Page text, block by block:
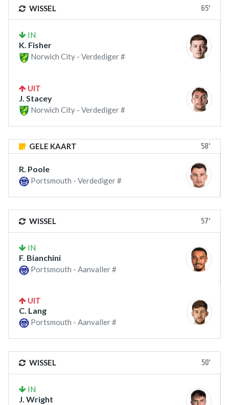
WISSEL 65'
IN
K. Fisher
Norwich City - Verdediger #
UIT
J. Stacey
Norwich City - Verdediger #
GELE KAART 58'
R. Poole
Portsmouth - Verdediger #
WISSEL 57'
IN
F. Bianchini
Portsmouth - Aanvaller #
UIT
C. Lang
Portsmouth - Aanvaller #
WISSEL 50'
IN
J. Wright